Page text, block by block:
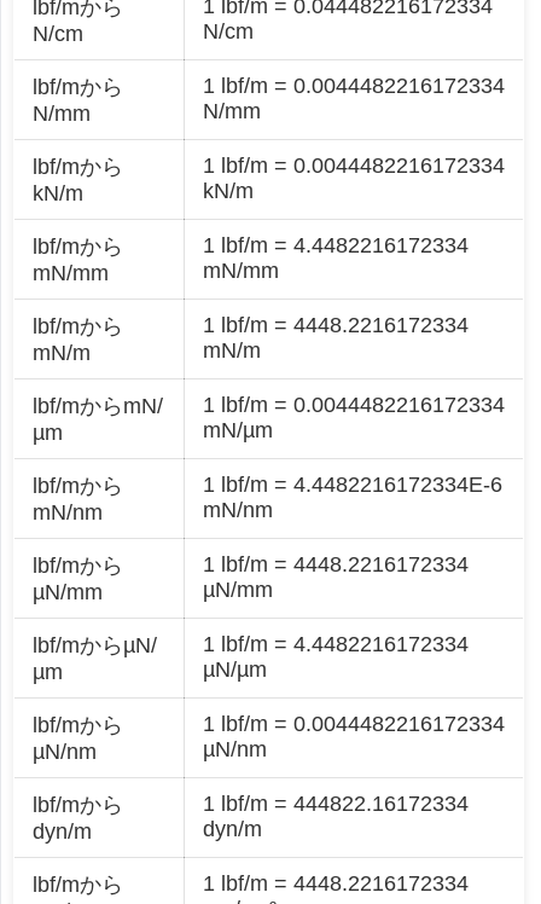
lbf/mから
N/cm
1 lbf/m = 0.044482216172334
N/cm
lbf/mから
N/mm
1 lbf/m = 0.0044482216172334
N/mm
lbf/mから
kN/m
1 lbf/m = 0.0044482216172334
kN/m
lbf/mから
mN/mm
1 lbf/m = 4.4482216172334
mN/mm
lbf/mから
mN/m
1 lbf/m = 4448.2216172334
mN/m
lbf/mからmN/
µm
1 lbf/m = 0.0044482216172334
mN/µm
lbf/mから
mN/nm
1 lbf/m = 4.4482216172334E-6
mN/nm
lbf/mから
µN/mm
1 lbf/m = 4448.2216172334
µN/mm
lbf/mからµN/
µm
1 lbf/m = 4.4482216172334
µN/µm
lbf/mから
µN/nm
1 lbf/m = 0.0044482216172334
µN/nm
lbf/mから
dyn/m
1 lbf/m = 444822.16172334
dyn/m
lbf/mから
1 lbf/m = 4448.2216172334